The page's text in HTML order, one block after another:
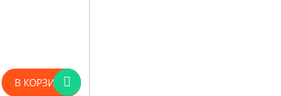
В КОРЗИНУ